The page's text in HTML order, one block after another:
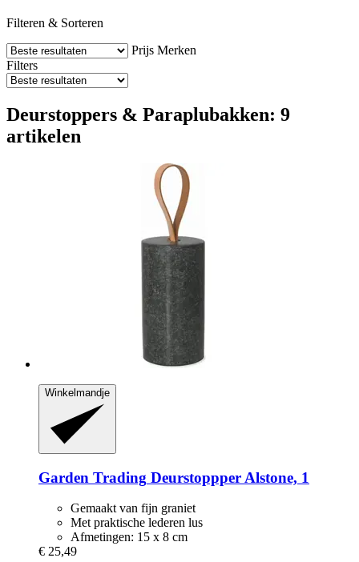
Filteren & Sorteren
Prijs Merken
Filters
Deurstoppers & Paraplubakken: 9
artikelen
Winkelmandje
Garden Trading Deurstoppper Alstone, 1
Gemaakt van fijn graniet
Met praktische lederen lus
Afmetingen: 15 x 8 cm
€ 25,49